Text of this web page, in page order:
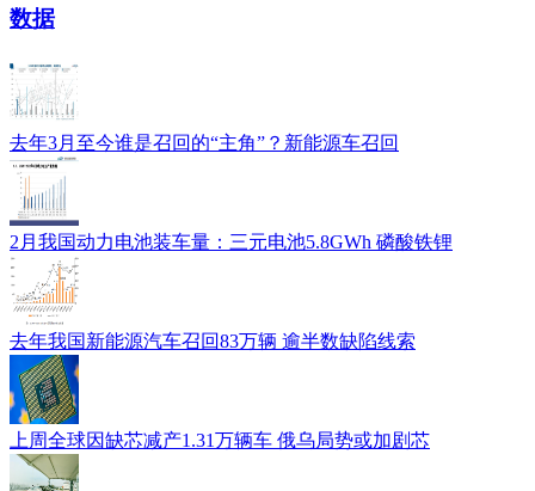
数据
去年3月至今谁是召回的“主角”？新能源车召回
2月我国动力电池装车量：三元电池5.8GWh 磷酸铁锂
去年我国新能源汽车召回83万辆 逾半数缺陷线索
上周全球因缺芯减产1.31万辆车 俄乌局势或加剧芯